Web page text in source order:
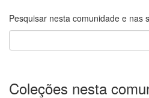
Pesquisar nesta comunidade e nas
Coleções nesta